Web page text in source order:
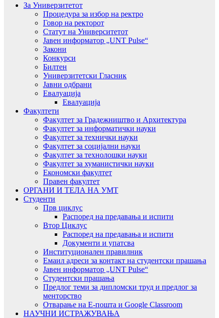
За Универзитетот
Процедура за избор на ректро
Говор на ректорот
Статут на Университетот
Јавен информатор „UNT Pulse“
Закони
Конкурси
Билтен
Универзитетски Гласник
Јавни одбрани
Евалуација
Евалуација
Факултети
Факултет за Градежништво и Архитектура
Факултет за информатички науки
Факултет за технички науки
Факултет за социјални науки
Факултет за технолошки науки
Факултет за хуманистички науки
Економски факултет
Правен факултет
ОРГАНИ И ТЕЛА НА УМТ
Студенти
Прв циклус
Распоред на предавањa и испити
Втор Циклус
Распоред на предавањa и испити
Документи и упатсва
Институционален правилник
Емаил адреси за контакт на студентски прашања
Јавен информатор „UNT Pulse“
Студентски прашања
Предлог теми за дипломски труд и предлог за
менторство
Отварање на Е-пошта и Google Classroom
НАУЧНИ ИСТРАЖУВАЊА